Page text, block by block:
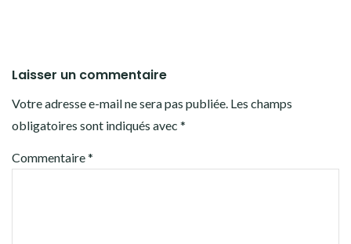
Laisser un commentaire
Votre adresse e-mail ne sera pas publiée. Les champs
obligatoires sont indiqués avec *
Commentaire*